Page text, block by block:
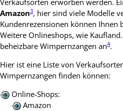
Amazon3, hier sind viele Modelle
Kundenrezensionen können Ihnen
Weitere Onlineshops, wie
beheizbare Wimpernzangen an4.
Hier ist eine Liste von
Wimpernzangen finden können:
Online-Shops:
Amazon